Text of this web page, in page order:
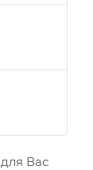
для Вас